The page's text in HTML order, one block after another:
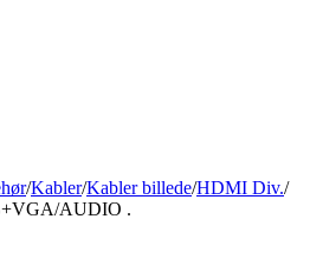
/Kabler/Kabler billede/HDMI Div./
AUDIO .